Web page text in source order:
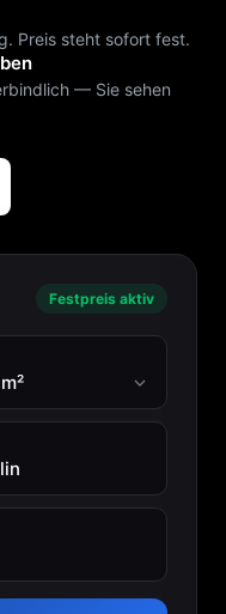
Preis steht sofort fest.
— Sie sehen
Festpreis aktiv